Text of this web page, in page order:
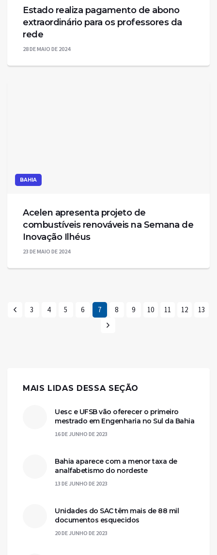
Estado realiza pagamento de abono
extraordinário para os professores da
rede
28 DE MAIO DE 2024
BAHIA
Acelen apresenta projeto de
combustíveis renováveis na Semana de
Inovação Ilhéus
23 DE MAIO DE 2024
3 4 5 6 7 8 9 10 11 12 13
MAIS LIDAS DESSA SEÇÃO
Uesc e UFSB vão oferecer o primeiro
mestrado em Engenharia no Sul da Bahia
16 DE JUNHO DE 2023
Bahia aparece com a menor taxa de
analfabetismo do nordeste
13 DE JUNHO DE 2023
Unidades do SAC têm mais de 88 mil
documentos esquecidos
20 DE JUNHO DE 2023